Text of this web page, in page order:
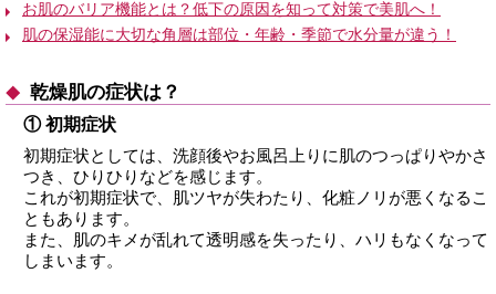
お肌のバリア機能とは？低下の原因を知って対策で美肌へ！
肌の保湿能に大切な角層は部位・年齢・季節で水分量が違う！
乾燥肌の症状は？
① 初期症状
初期症状としては、洗顔後やお風呂上りに肌のつっぱりやかさ
つき、ひりひりなどを感じます。
これが初期症状で、肌ツヤが失わたり、化粧ノリが悪くなるこ
ともあります。
また、肌のキメが乱れて透明感を失ったり、ハリもなくなって
しまいます。